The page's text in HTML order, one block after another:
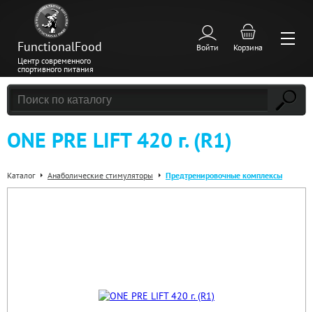
FunctionalFood
Центр современного
спортивного питания
Войти Корзина
ONE PRE LIFT 420 г. (R1)
Каталог Анаболические стимуляторы Предтренировочные комплексы